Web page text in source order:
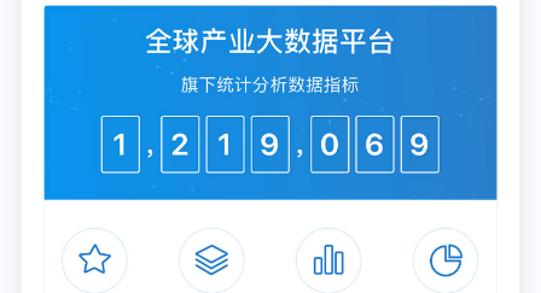
己的第三方网站上，引发安全性担忧。
除此之外，眼红Clubhouse的玩家不在少数，模仿者
更是多不胜数。阿里的MeetClub、映客直播推出的对
话吧，皆已进入内测阶段。据不完全统计，已有超过
20家公司正在复刻和打造同类应用。
欲戴皇冠 必承其重。Clubhouse类产品早期的运营难